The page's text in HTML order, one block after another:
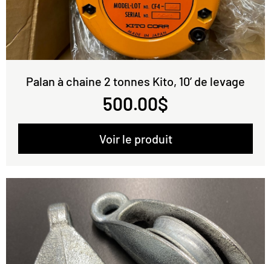
Palan à chaine 2 tonnes Kito, 10’ de levage
500.00$
Voir le produit